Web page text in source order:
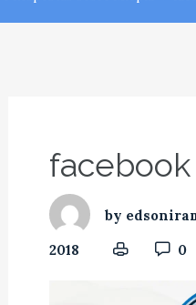
facebook
by
2018
0